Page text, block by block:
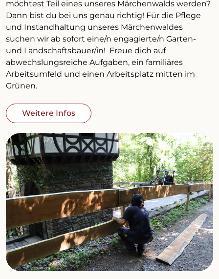
möchtest Teil eines unseres Märchenwalds werden?
Dann bist du bei uns genau richtig! Für die Pflege
und Instandhaltung unseres Märchenwaldes
suchen wir ab sofort eine/n engagierte/n Garten-
und Landschaftsbauer/in! Freue dich auf
abwechslungsreiche Aufgaben, ein familiäres
Arbeitsumfeld und einen Arbeitsplatz mitten im
Grünen.
Weitere Infos